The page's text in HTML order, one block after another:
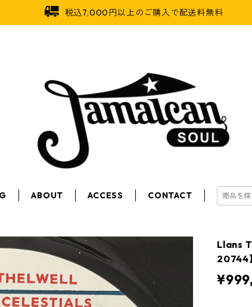
税込7,000円以上のご購入で配送料無料
ABOUT ACCESS CONTACT
Llans
20744